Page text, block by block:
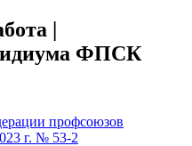
|
ФПСК
профсоюзов
г. № 53-2